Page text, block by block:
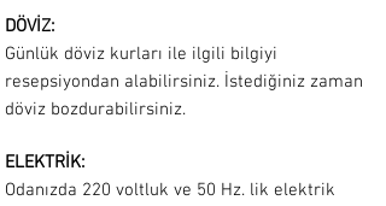
DÖVİZ:
Günlük döviz kurları ile ilgili bilgiyi
resepsiyondan alabilirsiniz. İstediğiniz zaman
döviz bozdurabilirsiniz.
ELEKTRİK:
Odanızda 220 voltluk ve 50 Hz. lik elektrik